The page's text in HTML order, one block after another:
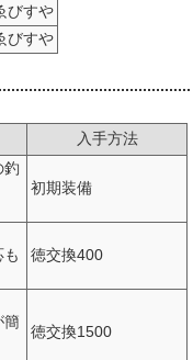
びすや
びすや
入手方法
釣
初期装備
徳交換400
簡
徳交換1500